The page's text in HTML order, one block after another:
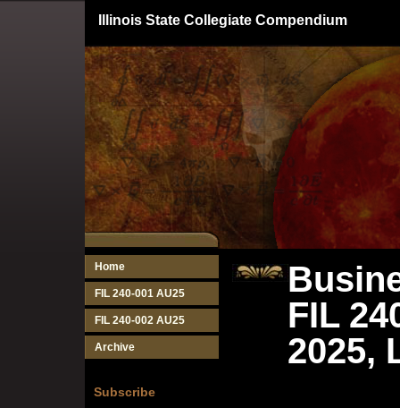
Illinois State Collegiate Compendium
Home
FIL 240-001 AU25
FIL 240-002 AU25
Archive
Subscribe
FIL
2025,